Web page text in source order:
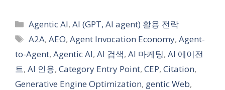
카
테
리
Agentic AI,AI (GPT, AI agent) 활용 전락
태
그
A2A,AEO,Agent Invocation Economy,Agent-
to-Agent, Agentic AI, AI 검색, AI 마케팅, AI 에이전
트, AI 인용, Category Entry Point, CEP, Citation,
Generative Engine Optimization, gentic Web,